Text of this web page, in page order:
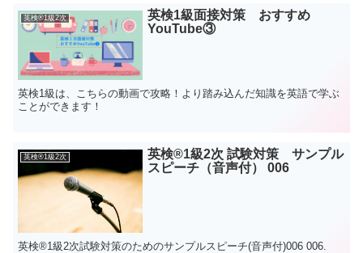
英検®1級2次
英検1級面接対策 おすすめ
YouTube③
英検1級は、こちらの動画で攻略！より踏み込んだ知識を英語で学ぶ
ことができます！
英検®1級2次
英検®1級2次 試験対策 サンプル
スピーチ（音声付） 006
英検®1級2次試験対策のためのサンプルスピーチ(音声付)006 006.